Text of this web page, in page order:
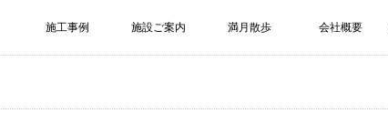
施工事例 施設ご案内 満月散歩 会社概要